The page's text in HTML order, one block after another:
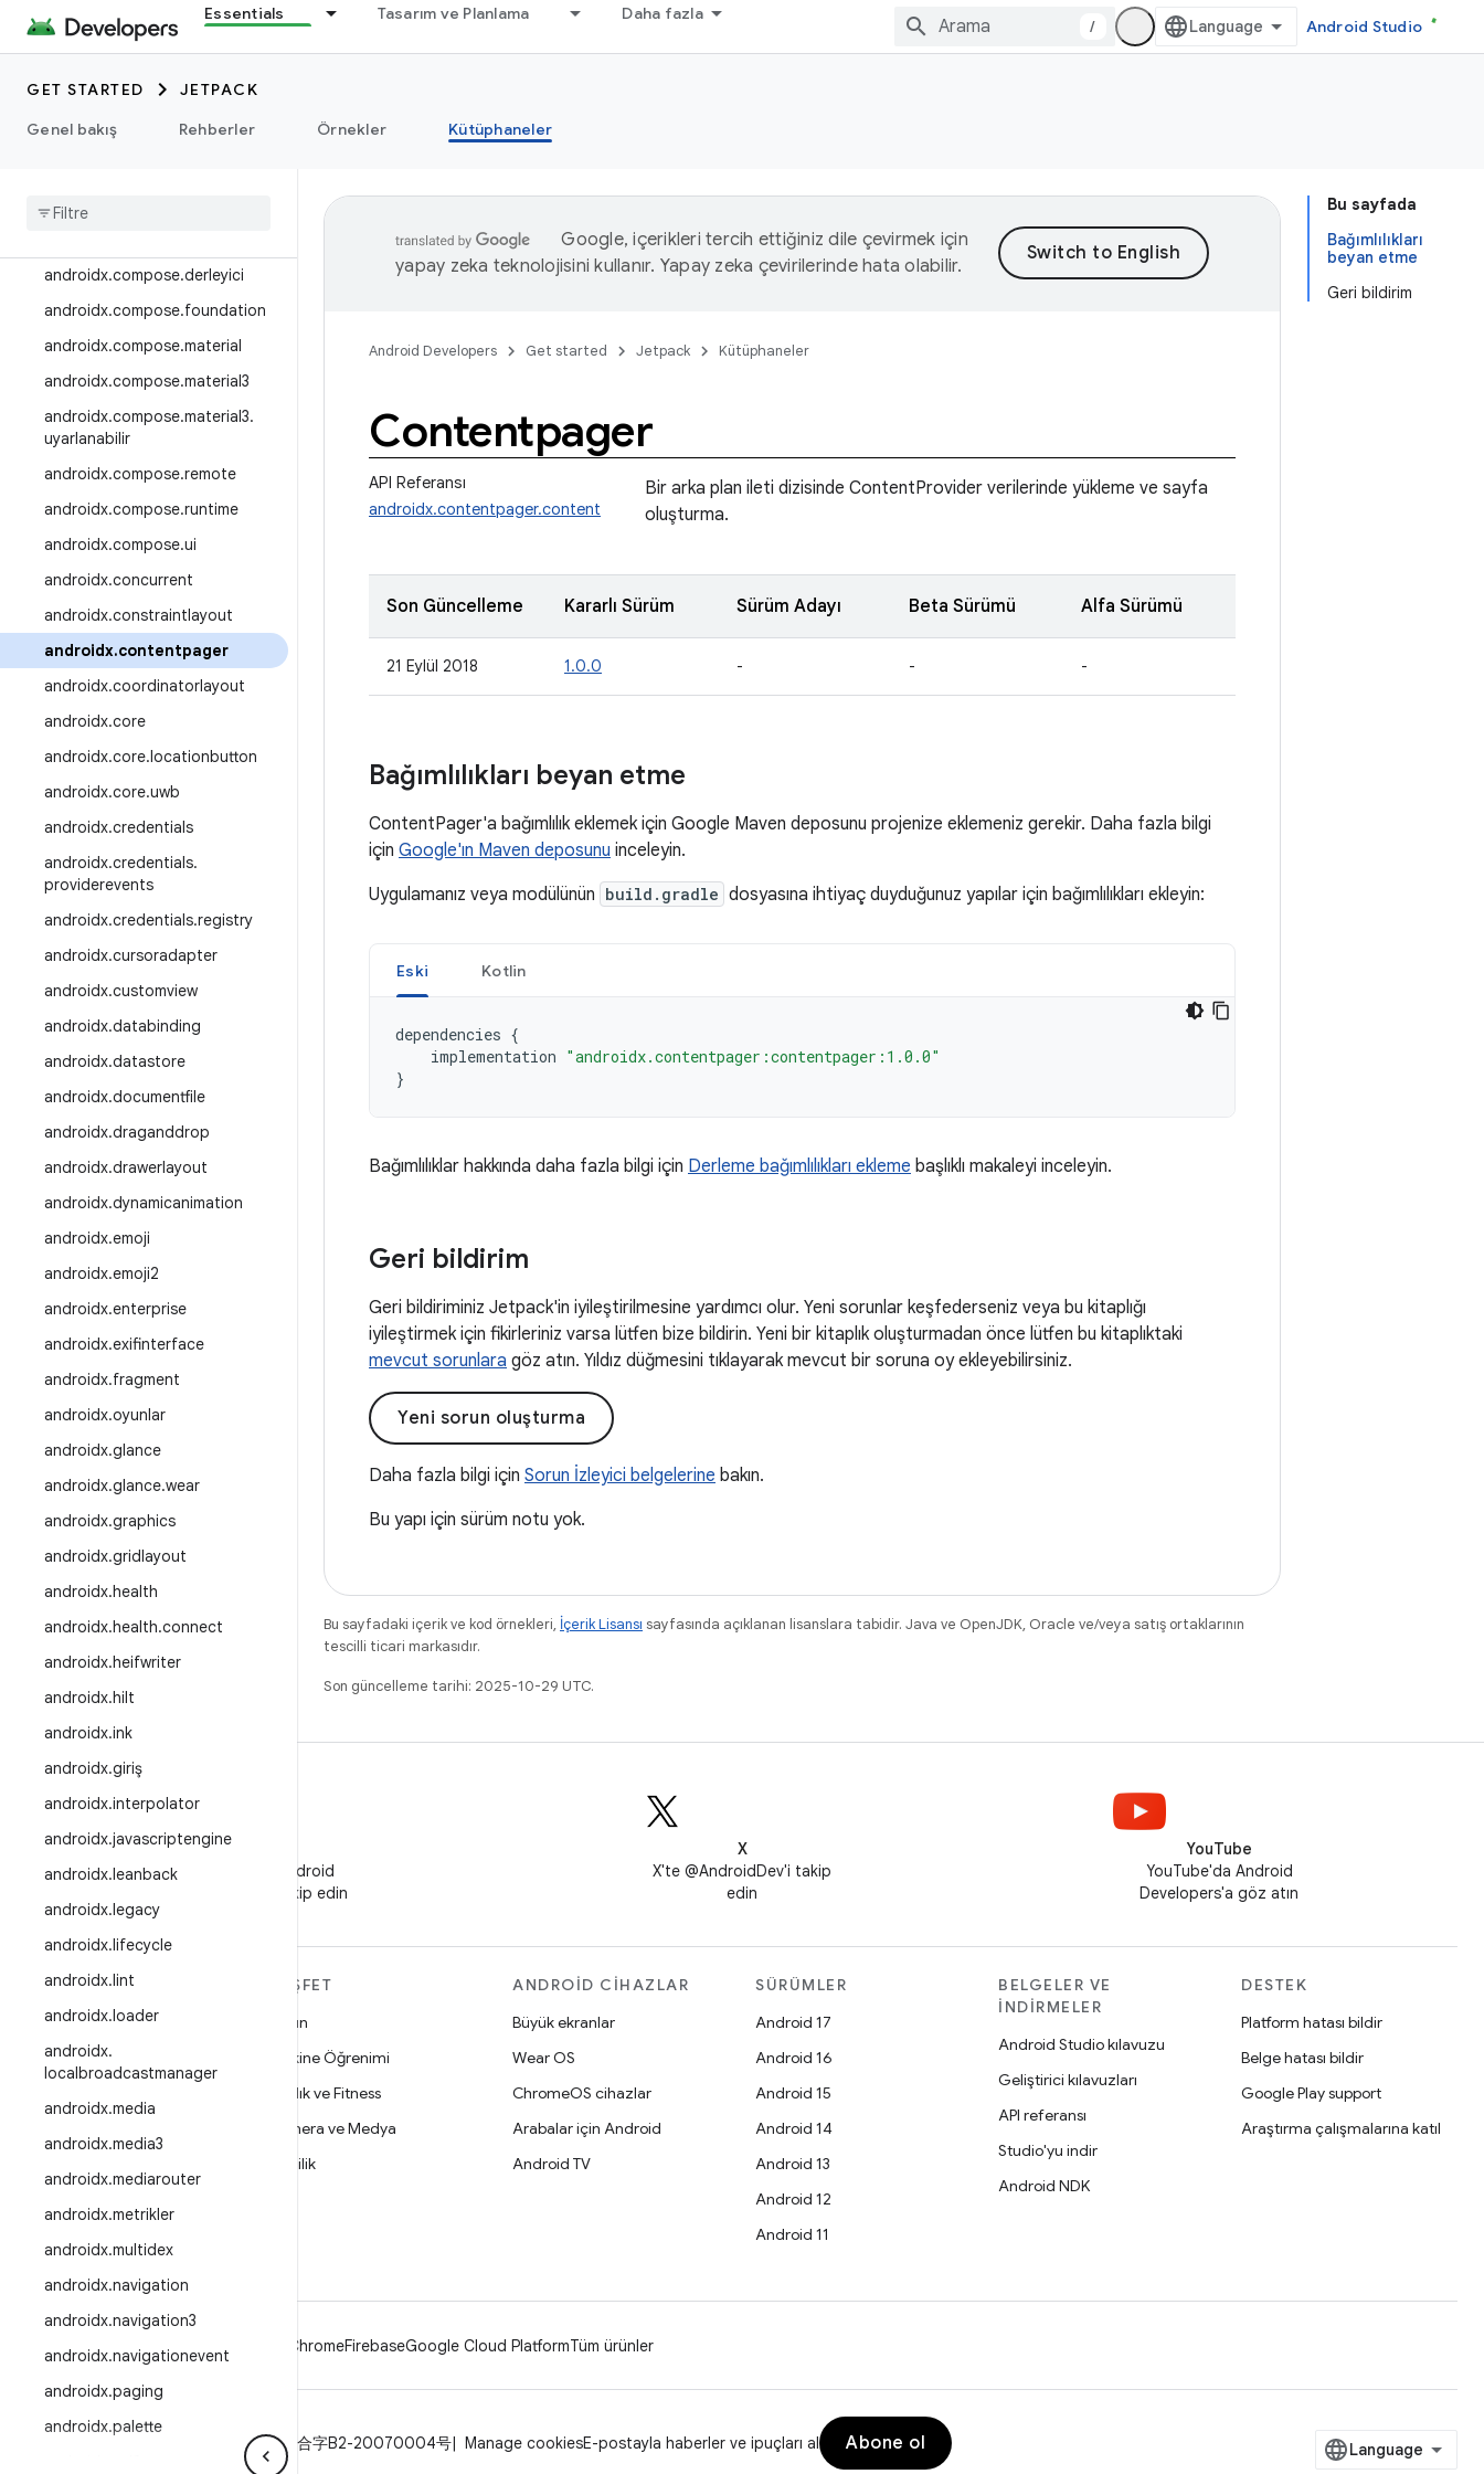
Essentials Tasarım ve Planlama Daha fazla
/ Android Studio
GET STARTED
JETPACK
Genel bakış
Rehberler Örnekler Kütüphaneler
androidx.camera.viewfinder
androidx.car.app
androidx.cardview
androidx
androidx.compose.derleyici
androidx.compose.foundation
androidx.compose.material
androidx.compose.material3
androidx.compose.material3.
uyarlanabilir
androidx.compose.remote
androidx.compose.runtime
androidx.compose.ui
androidx.concurrent
androidx.constraintlayout
androidx.contentpager
androidx.coordinatorlayout
androidx.core
androidx.core.locationbutton
androidx.core.uwb
androidx.credentials
androidx.credentials.
providerevents
androidx.credentials.registry
androidx.cursoradapter
androidx.customview
androidx.databinding
androidx.datastore
androidx.documentfile
androidx.draganddrop
androidx.drawerlayout
androidx.dynamicanimation
androidx.emoji
androidx.emoji2
androidx.enterprise
androidx.exifinterface
androidx.fragment
androidx.oyunlar
androidx.glance
androidx.glance.wear
androidx.graphics
androidx.gridlayout
androidx.health
androidx.health.connect
androidx.heifwriter
androidx.hilt
androidx.ink
androidx.giriş
androidx.interpolator
androidx.javascriptengine
androidx.leanback
androidx.legacy
androidx.lifecycle
androidx.lint
androidx.loader
androidx.
localbroadcastmanager
androidx.media
androidx.media3
androidx.mediarouter
androidx.metrikler
androidx.multidex
androidx.navigation
androidx.navigation3
androidx.navigationevent
androidx.paging
androidx.palette
Bu sayfada
Bağımlılıkları
beyan etme
Geri bildirim
Google, içerikleri tercih ettiğiniz dile çevirmek için
yapay zeka teknolojisini kullanır. Yapay zeka çevirilerinde hata olabilir.
Android Developers Get started Jetpack Kütüphaneler
Contentpager
API Referansı
androidx.contentpager.content
Bir arka plan ileti dizisinde ContentProvider verilerinde yükleme ve sayfa
oluşturma.
Son Güncelleme Kararlı Sürüm Sürüm Adayı Beta Sürümü Alfa Sürümü
21 Eylül 2018 1.0.0 - - -
Bağımlılıkları beyan etme
ContentPager'a bağımlılık eklemek için Google Maven deposunu projenize eklemeniz gerekir. Daha fazla bilgi
için Google'ın Maven deposunu inceleyin.
Uygulamanız veya modülünün build.gradle dosyasına ihtiyaç duyduğunuz yapılar için bağımlılıkları ekleyin:
Eski Kotlin
dependencies {
implementation "androidx.contentpager:contentpager:1.0.0"
}
Bağımlılıklar hakkında daha fazla bilgi için Derleme bağımlılıkları ekleme başlıklı makaleyi inceleyin.
Geri bildirim
Geri bildiriminiz Jetpack'in iyileştirilmesine yardımcı olur. Yeni sorunlar keşfederseniz veya bu kitaplığı
iyileştirmek için fikirleriniz varsa lütfen bize bildirin. Yeni bir kitaplık oluşturmadan önce lütfen bu kitaplıktaki
mevcut sorunlara göz atın. Yıldız düğmesini tıklayarak mevcut bir soruna oy ekleyebilirsiniz.
Yeni sorun oluşturma
Daha fazla bilgi için Sorun İzleyici belgelerine bakın.
Bu yapı için sürüm notu yok.
Bu sayfadaki içerik ve kod örnekleri, İçerik Lisansı sayfasında açıklanan lisanslara tabidir. Java ve OpenJDK, Oracle ve/veya satış ortaklarının
tescilli ticari markasıdır.
Son güncelleme tarihi: 2025-10-29 UTC.
WeChat'te Android
Developers'ı takip edin
X
X'te @AndroidDev'i takip
edin
YouTube
YouTube'da Android
Developers'a göz atın
ANDROID HAKKINDA
DAHA FAZLA
Android
İşletmeler için Android
Güvenlik
Kaynak
Haber
Blog
Podcast'ler
KEŞFET
Oyun
Makine Öğrenimi
Sağlık ve Fitness
Kamera ve Medya
Gizlilik
ANDROID CIHAZLAR
Büyük ekranlar
Wear OS
ChromeOS cihazlar
Arabalar için Android
Android TV
SÜRÜMLER
Android 17
Android 16
Android 15
Android 14
Android 13
Android 12
Android 11
BELGELER VE
İNDIRMELER
Android Studio kılavuzu
Geliştirici kılavuzları
API referansı
Studio'yu indir
Android NDK
DESTEK
Platform hatası bildir
Belge hatası bildir
Google Play support
Araştırma çalışmalarına katıl
ChromeFirebaseGoogle Cloud PlatformTüm ürünler
ICP证合字B2-20070004号 Manage cookiesE-postayla haberler ve ipuçları al Abone ol